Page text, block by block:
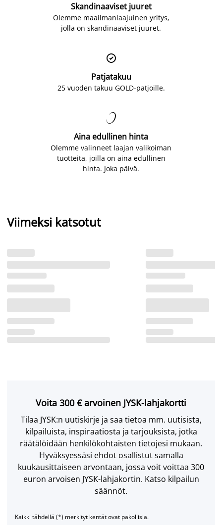
Skandinaaviset juuret
Olemme maailmanlaajuinen yritys,
jolla on skandinaaviset juuret.

Patjatakuu
25 vuoden takuu GOLD-patjoille.

Aina edullinen hinta
Olemme valinneet laajan valikoiman
tuotteita, joilla on aina edullinen
hinta. Joka päivä.
Viimeksi katsotut
Voita 300 € arvoinen JYSK-lahjakortti
Tilaa JYSK:n uutiskirje ja saa tietoa mm. uutisista,
kilpailuista, inspiraatiosta ja tarjouksista, jotka
räätälöidään henkilökohtaisten tietojesi mukaan.
Hyväksyessäsi ehdot osallistut samalla
kuukausittaiseen arvontaan, jossa voit voittaa 300
euron arvoisen JYSK-lahjakortin. Katso kilpailun
säännöt.
Kaikki tähdellä (*) merkityt kentät ovat pakollisia.